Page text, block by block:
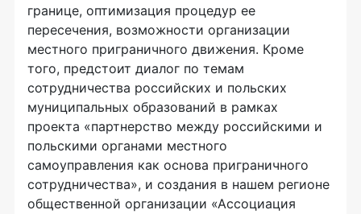
границе, оптимизация процедур ее
пересечения, возможности организации
местного приграничного движения. Кроме
того, предстоит диалог по темам
сотрудничества российских и польских
муниципальных образований в рамках
проекта «партнерство между российскими и
польскими органами местного
самоуправления как основа приграничного
сотрудничества», и создания в нашем регионе
общественной организации «Ассоциация